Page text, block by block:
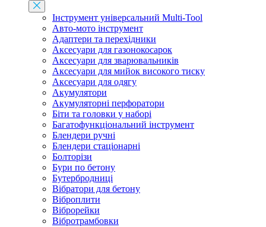
Інструмент універсальний Multi-Tool
Авто-мото інструмент
Адаптери та перехідники
Аксесуари для газонокосарок
Аксесуари для зварювальників
Аксесуари для мийок високого тиску
Аксесуари для одягу
Акумулятори
Акумуляторні перфоратори
Біти та головки у наборі
Багатофункціональний інструмент
Блендери ручні
Блендери стаціонарні
Болторізи
Бури по бетону
Бутербродниці
Вібратори для бетону
Віброплити
Віброрейки
Вібротрамбовки